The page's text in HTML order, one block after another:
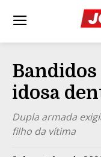
idosa
Dupla armada
filho da vítima